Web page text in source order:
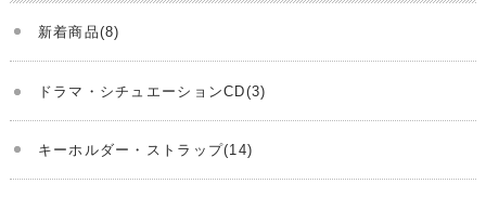
新着商品(8)
ドラマ・シチュエーションCD(3)
キーホルダー・ストラップ(14)